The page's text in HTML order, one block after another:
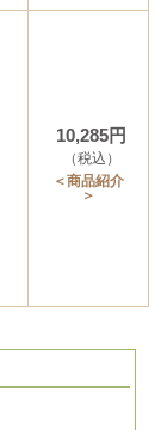
10,285円
（税込）
＜商品紹介
＞